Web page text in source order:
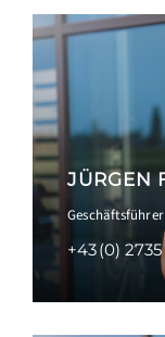
JÜRGEN
Geschäftsführer
+43 (0) 2735